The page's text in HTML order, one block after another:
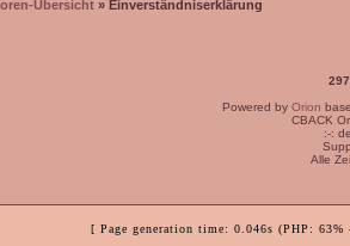
Übersicht » Einverständniserklärung
Powered by Orion
CBACK
:-:
Alle
[ Page generation time: 0.046s (PHP: